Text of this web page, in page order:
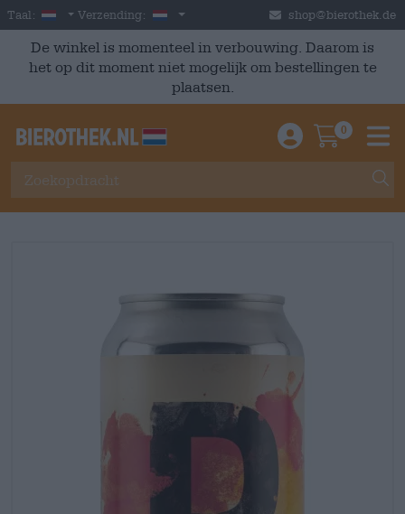
Skip to main content
Taal: Dutch
Verzending: Nederland shop@bierothek.de
De winkel is momenteel in verbouwing. Daarom is
het op dit moment niet mogelijk om bestellingen te
plaatsen.
Einloggen /
0